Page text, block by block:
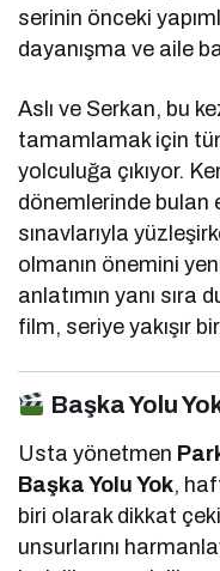
serinin önceki
dayanışma ve aile
Aslı ve Serkan, bu
tamamlamak için
yolculuğa çıkıyor.
dönemlerinde bulan
sınavlarıyla
olmanın önemini
anlatımın yanı sıra
film, seriye yakışır
Başka Yolu
Usta yönetmen
Başka Yolu Yok,
biri olarak dikkat
unsurlarını